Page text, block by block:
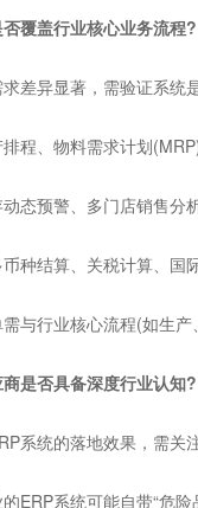
覆盖行业核心业务流程?
异显著，需验证系统
、物料需求计划
预警、多门店销售分
结算、关税计算、国
行业核心流程(如生产
是否具备深度行业认知?
统的落地效果，需关
系统可能自带“危险